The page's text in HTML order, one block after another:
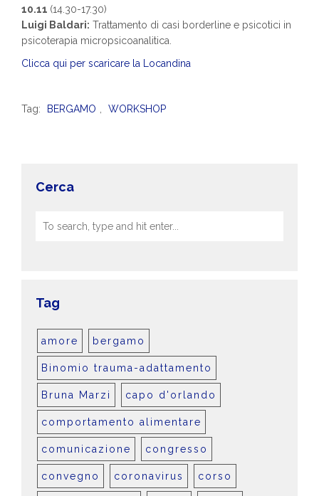
10.11 (14.30-17.30)
Luigi Baldari: Trattamento di casi borderline e psicotici in
psicoterapia micropsicoanalitica.
Clicca qui per scaricare la Locandina
Tag: BERGAMO WORKSHOP
Cerca
Tag
amore bergamo
Binomio trauma-adattamento
Bruna Marzi capo d'orlando
comportamento alimentare
comunicazione congresso
convegno coronavirus corso